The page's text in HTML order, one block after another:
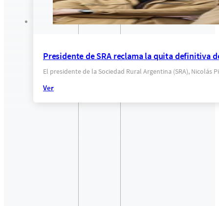
Presidente de SRA reclama la quita definitiva
El presidente de la Sociedad Rural Argentina (SRA),
Ver